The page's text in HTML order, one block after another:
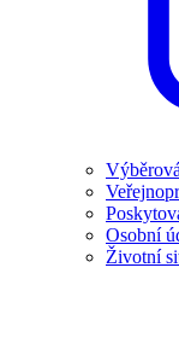
Osobní
Životní